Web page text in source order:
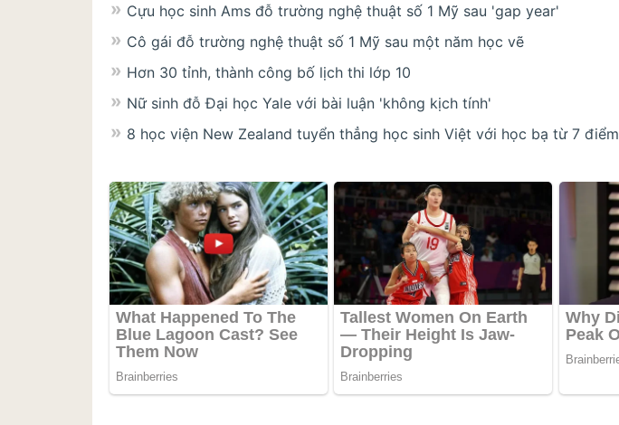
Cựu học sinh Ams đỗ trường nghệ thuật số 1 Mỹ sau 'gap year'
Cô gái đỗ trường nghệ thuật số 1 Mỹ sau một năm học vẽ
Hơn 30 tỉnh, thành công bố lịch thi lớp 10
Nữ sinh đỗ Đại học Yale với bài luận 'không kịch tính'
8 học viện New Zealand tuyển thẳng học sinh Việt với học bạ từ 7 điểm